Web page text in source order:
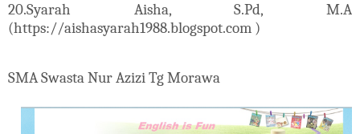
20.Syarah Aisha, S.Pd, M.A
(https://aishasyarah1988.blogspot.com )
SMA Swasta Nur Azizi Tg Morawa